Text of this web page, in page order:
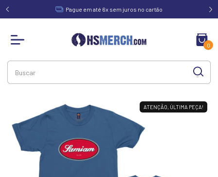
de Pague em até 6x sem juros no cartão
0
ATENÇÃO, ÚLTIMA PEÇA!